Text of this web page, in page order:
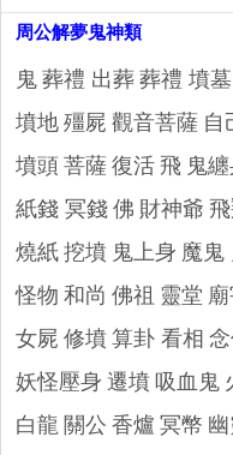
周公解夢鬼神類
鬼 葬禮 出葬 葬禮 墳墓
墳地 殭屍 觀音菩薩 自
墳頭 菩薩 復活 飛 鬼
紙錢 冥錢 佛 財神爺
燒紙 挖墳 鬼上身 魔鬼
怪物 和尚 佛祖 靈堂
女屍 修墳 算卦 看相
妖怪壓身 遷墳 吸血鬼
白龍 關公 香爐 冥幣